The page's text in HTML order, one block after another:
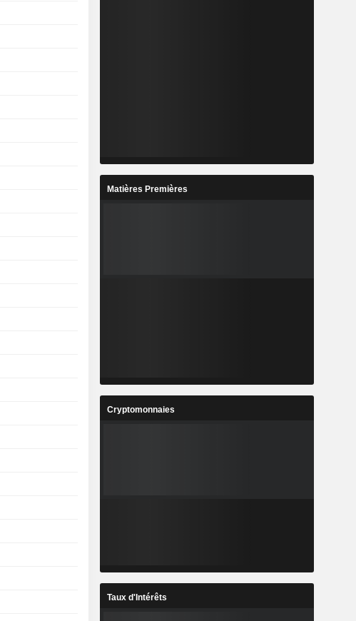
Matières Premières
Cryptomonnaies
Taux d'Intérêts